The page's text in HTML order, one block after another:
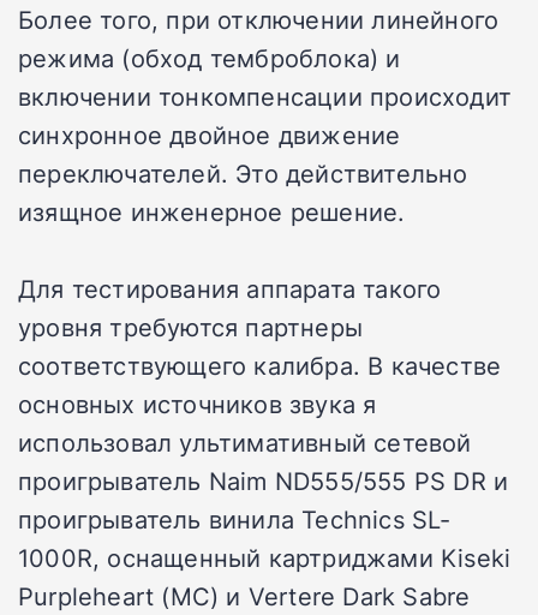
Более того, при отключении линейного
режима (обход темброблока) и
включении тонкомпенсации происходит
синхронное двойное движение
переключателей. Это действительно
изящное инженерное решение.
Для тестирования аппарата такого
уровня требуются партнеры
соответствующего калибра. В качестве
основных источников звука я
использовал ультимативный сетевой
проигрыватель Naim ND555/555 PS DR и
проигрыватель винила Technics SL-
1000R, оснащенный картриджами Kiseki
Purpleheart (MC) и Vertere Dark Sabre